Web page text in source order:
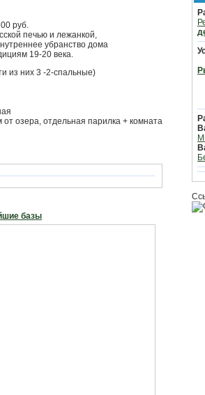
руб.
печью и лежанкой,
убранство дома
19-20 века.
из них 3 -2-спальные)
озера, отдельная парилка + комната
базы